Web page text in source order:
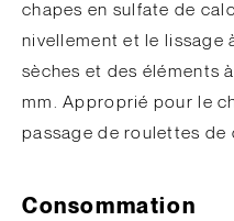
chapes en sulfate de
nivellement et le lissage
sèches et des éléments
mm. Approprié pour le
passage de roulettes de
Consommation